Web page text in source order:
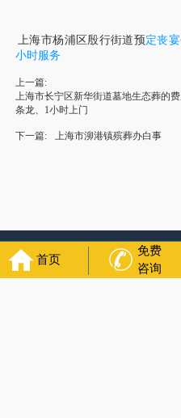
上海市杨浦区 殷行街道预定丧宴
小时服务
上一篇:
上海市长宁区新华街道墓地生态葬的
条龙、1小时上门
下一篇: 上海市泖港镇殡葬办白事
友情链接： 苏州丧葬公司
葬服务公司
南昌青山湖灵车转运
首页
免费
咨询